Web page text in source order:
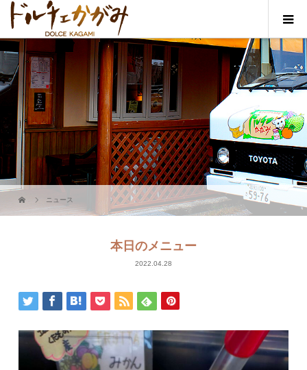
ニュース
本日のメニュー
2022.04.28